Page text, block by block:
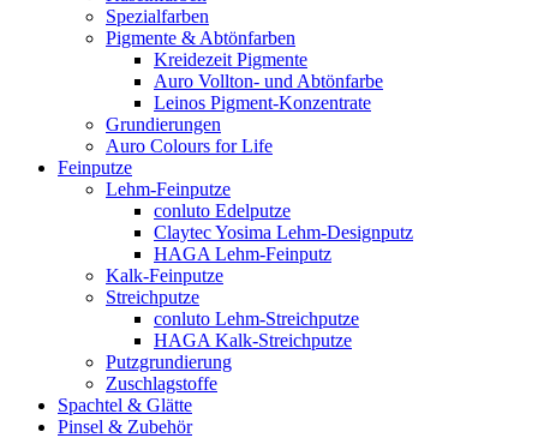
Spezialfarben
Pigmente & Abtönfarben
Kreidezeit Pigmente
Auro Vollton- und Abtönfarbe
Leinos Pigment-Konzentrate
Grundierungen
Auro Colours for Life
Feinputze
Lehm-Feinputze
conluto Edelputze
Claytec Yosima Lehm-Designputz
HAGA Lehm-Feinputz
Kalk-Feinputze
Streichputze
conluto Lehm-Streichputze
HAGA Kalk-Streichputze
Putzgrundierung
Zuschlagstoffe
Spachtel & Glätte
Pinsel & Zubehör